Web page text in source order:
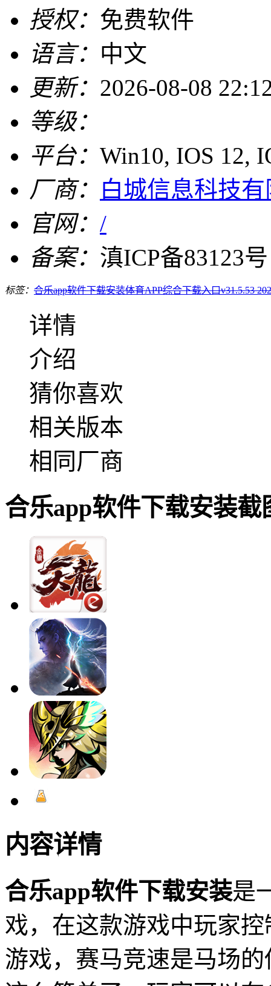
授权： 免费软件
语言： 中文
更新： 2026-08-08
等级：
平台： Win10, IOS 12,
厂商： 白城信息科技
官网： /
备案： 滇ICP备83123号
标签： 合乐app软件下载安装体育APP综合下载入口v31.5.53
详情
介绍
猜你喜欢
相关版本
相同厂商
合乐app软件下载安装截
内容详情
合乐app软件下载安装是
戏，在这款游戏中玩家
游戏，赛马竞速是马场